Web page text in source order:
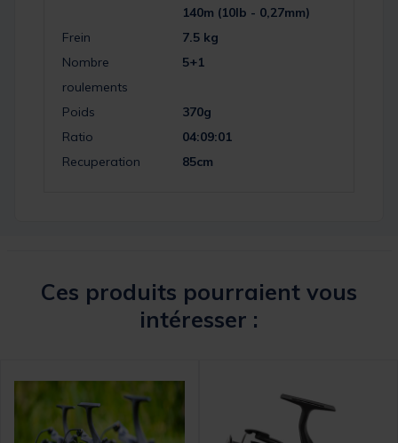
140m (10lb - 0,27mm)
Frein
7.5 kg
Nombre
roulements
5+1
Poids
370g
Ratio
04:09:01
Recuperation
85cm
Ces produits pourraient vous
intéresser :